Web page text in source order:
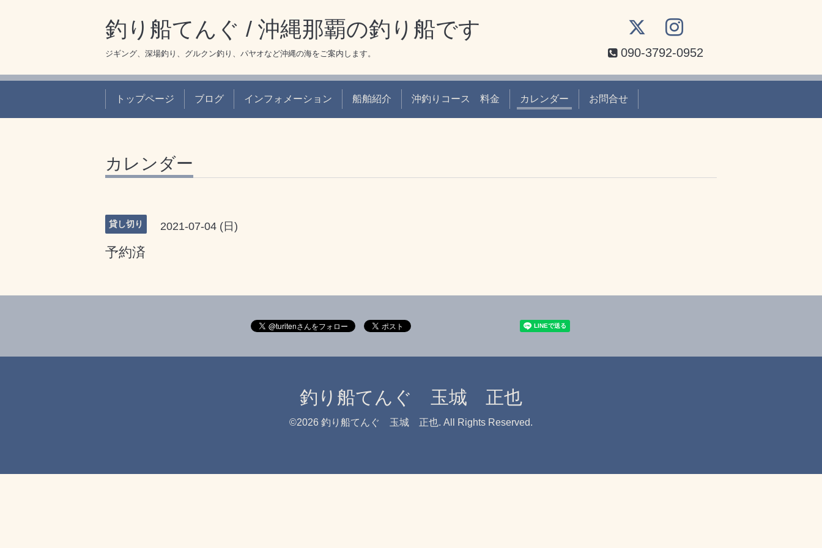
釣り船てんぐ / 沖縄那覇の釣り船です
ジギング、深場釣り、グルクン釣り、パヤオなど沖縄の海をご案内します。 090-3792-0952
トップページ ブログ インフォメーション 船舶紹介 沖釣りコース 料金 カレンダー お問合せ
カレンダー
貸し切り 2021-07-04 (日)
予約済
釣り船てんぐ 玉城 正也
©2026 釣り船てんぐ 玉城 正也. All Rights Reserved.